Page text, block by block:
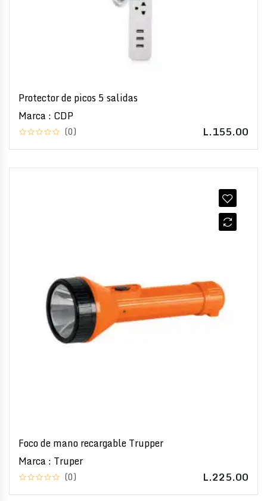
Protector de picos 5 salidas
Marca : CDP
(0) L.155.00
Foco de mano recargable Trupper
Marca : Truper
(0) L.225.00